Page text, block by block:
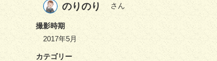
のりのり さん
撮影時期
2017年5月
カテゴリー